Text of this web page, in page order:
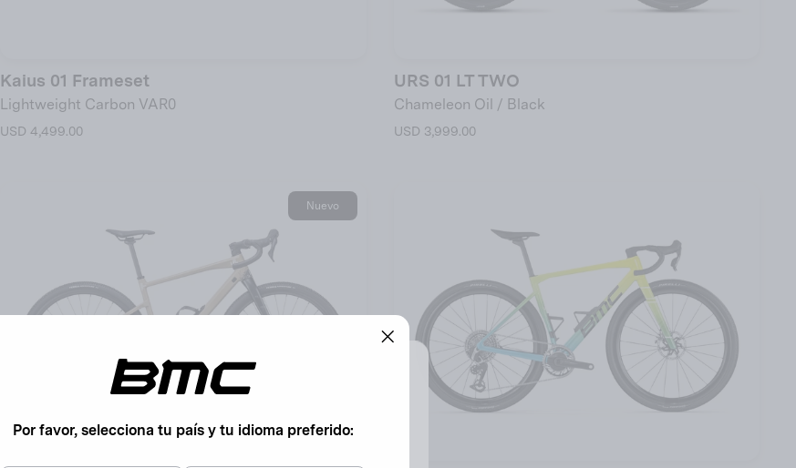
"Cerrar
Kaius 01 Frameset
Lightweight Carbon VAR0
USD 4,499.00
URS 01 LT TWO
Chameleon Oil / Black
USD 3,999.00
Nuevo
Por favor, selecciona tu país y tu idioma preferido:
"Cerrar